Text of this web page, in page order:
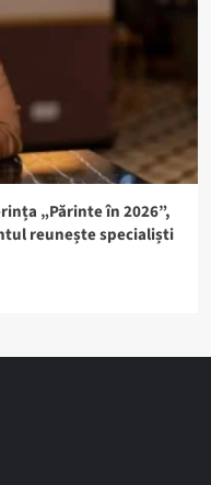
„Părinte în 2026”,
reunește specialiști